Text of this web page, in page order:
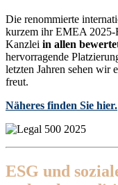
Die renommierte
kurzem ihr EMEA 2025-
Kanzlei in allen
hervorragende
letzten Jahren sehen wir
freut.
Näheres finden Sie hier.
ESG und